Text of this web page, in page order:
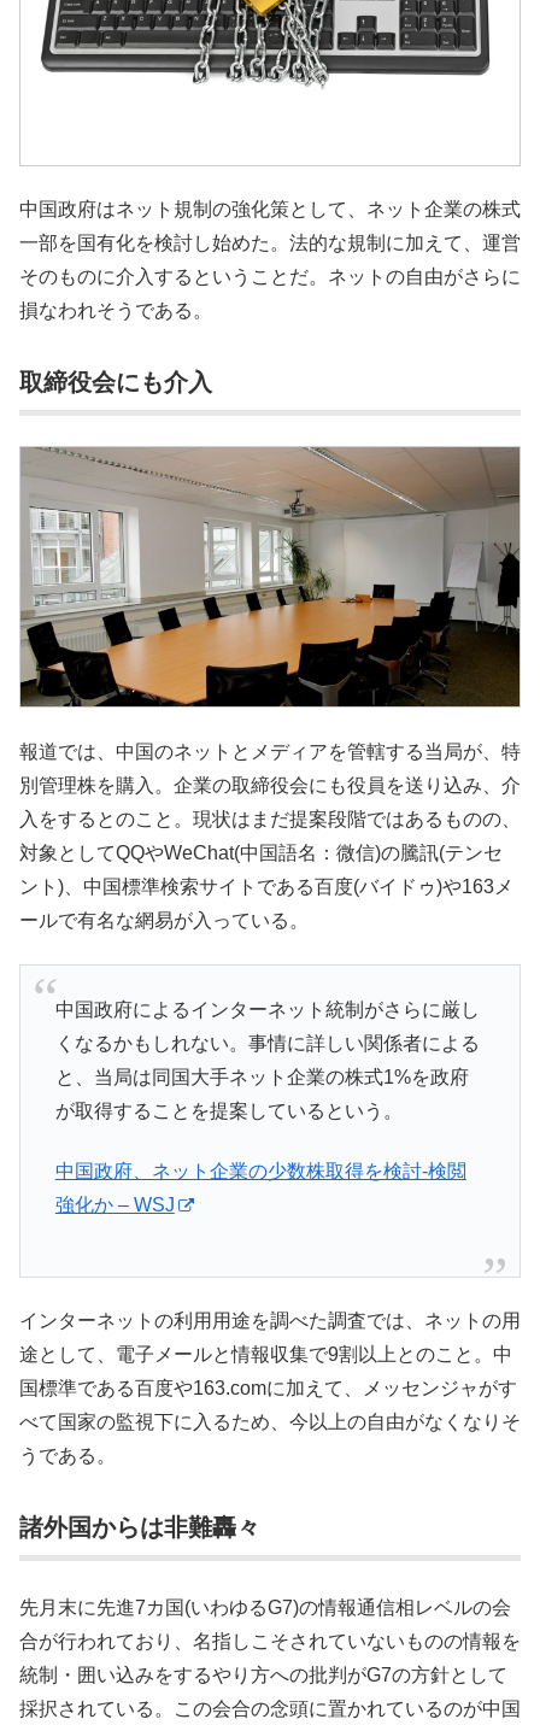
中国政府はネット規制の強化策として、ネット企業の株式
一部を国有化を検討し始めた。法的な規制に加えて、運営
そのものに介入するということだ。ネットの自由がさらに
損なわれそうである。
取締役会にも介入
報道では、中国のネットとメディアを管轄する当局が、特
別管理株を購入。企業の取締役会にも役員を送り込み、介
入をするとのこと。現状はまだ提案段階ではあるものの、
対象としてQQやWeChat(中国語名：微信)の騰訊(テンセ
ント)、中国標準検索サイトである百度(バイドゥ)や163メ
ールで有名な網易が入っている。
中国政府によるインターネット統制がさらに厳し
くなるかもしれない。事情に詳しい関係者による
と、当局は同国大手ネット企業の株式1%を政府
が取得することを提案しているという。
中国政府、ネット企業の少数株取得を検討-検閲
強化か – WSJ
インターネットの利用用途を調べた調査では、ネットの用
途として、電子メールと情報収集で9割以上とのこと。中
国標準である百度や163.comに加えて、メッセンジャがす
べて国家の監視下に入るため、今以上の自由がなくなりそ
うである。
諸外国からは非難轟々
先月末に先進7カ国(いわゆるG7)の情報通信相レベルの会
合が行われており、名指しこそされていないものの情報を
統制・囲い込みをするやり方への批判がG7の方針として
採択されている。この会合の念頭に置かれているのが中国